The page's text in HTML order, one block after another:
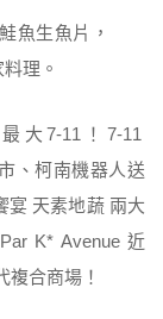
魚生魚片，
理。